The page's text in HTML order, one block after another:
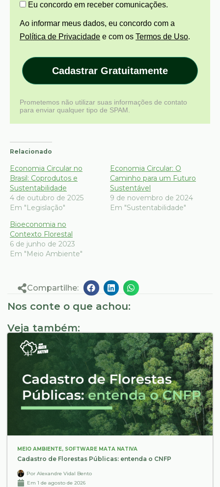
Eu concordo em receber comunicações.
Ao informar meus dados, eu concordo com a
Política de Privacidade e com os Termos de Uso.
Cadastrar Gratuitamente
Prometemos não utilizar suas informações de contato
para enviar qualquer tipo de SPAM.
Relacionado
Economia Circular no
Brasil: Coprodutos e
Sustentabilidade
4 de outubro de 2025
Em "Legislação"
Economia Circular: O
Caminho para um Futuro
Sustentável
9 de novembro de 2024
Em "Sustentabilidade"
Bioeconomia no
Contexto Florestal
6 de junho de 2023
Em "Meio Ambiente"
Compartilhe:
Nos conte o que achou:
Veja também:
MEIO AMBIENTE, SOFTWARE MATA NATIVA
Cadastro de Florestas Públicas: entenda o CNFP
Por Alexandre Vidal Bento
Em 1 de agosto de 2026